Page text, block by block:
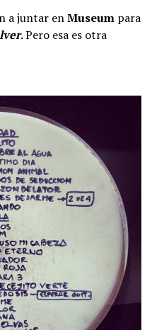
a juntar enMuseum para
. Pero esa es otra